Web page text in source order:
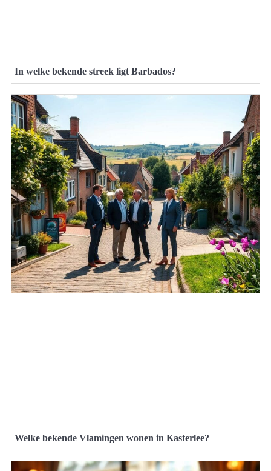
In welke bekende streek ligt Barbados?
Welke bekende Vlamingen wonen in Kasterlee?